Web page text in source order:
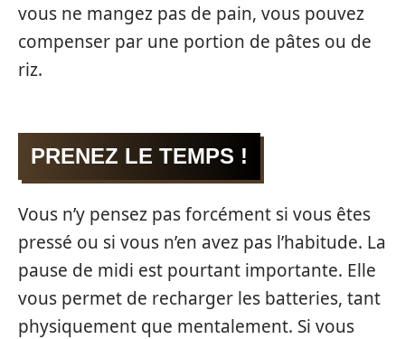
vous ne mangez pas de pain, vous pouvez
compenser par une portion de pâtes ou de
riz.
PRENEZ LE TEMPS !
Vous n’y pensez pas forcément si vous êtes
pressé ou si vous n’en avez pas l’habitude. La
pause de midi est pourtant importante. Elle
vous permet de recharger les batteries, tant
physiquement que mentalement. Si vous